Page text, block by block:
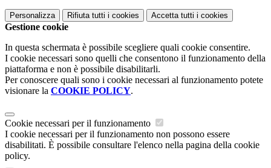
Personalizza Rifiuta tutti i cookies Accetta tutti i cookies
Gestione cookie
In questa schermata è possibile scegliere quali cookie consentire.
I cookie necessari sono quelli che consentono il funzionamento della
piattaforma e non è possibile disabilitarli.
Per conoscere quali sono i cookie necessari al funzionamento potete
visionare la COOKIE POLICY.
Cookie necessari per il funzionamento
I cookie necessari per il funzionamento non possono essere
disabilitati. È possibile consultare l'elenco nella pagina della cookie
policy.